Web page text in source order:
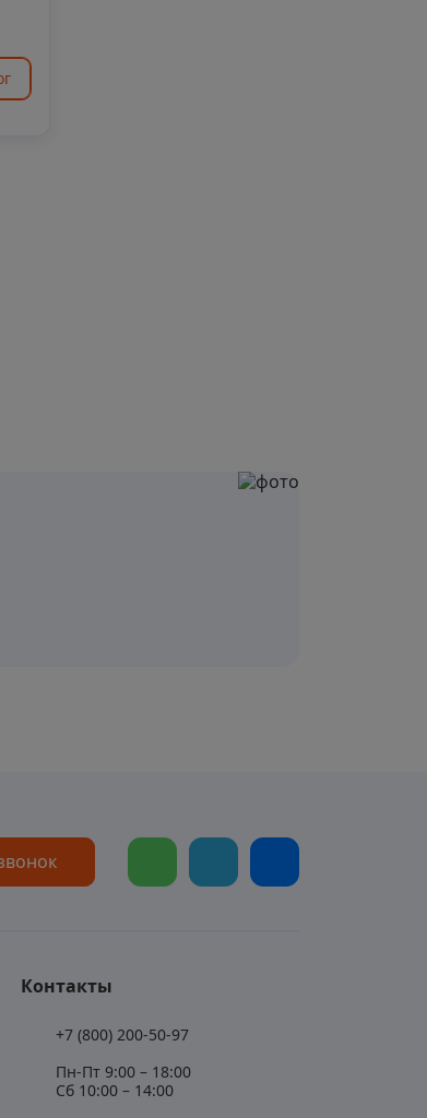
Контакты
+7 (800) 200-50-97
Пн-Пт 9:00 – 18:00
Сб 10:00 – 14:00